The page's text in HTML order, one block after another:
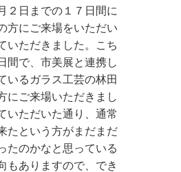
２日までの１７日間に
方にご来場をいただい
いただきました。こち
間で、市美展と連携し
いるガラス工芸の林田
にご来場いただきまし
いただいた通り、通常
たという方がまだまだ
たのかなと思っている
もありますので、でき